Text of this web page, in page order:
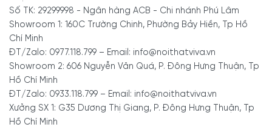
Số TK: 29299998 - Ngân hàng ACB - Chi nhánh Phú Lâm
Showroom 1: 160C Trường Chinh, Phường Bảy Hiền, Tp Hồ
Chí Minh
ĐT/Zalo: 0977.118.799 – Email: info@noithatviva.vn
Showroom 2: 606 Nguyễn Văn Quá, P. Đông Hưng Thuận, Tp
Hồ Chí Minh
ĐT/Zalo: 0933.118.799 – Email: info@noithatviva.vn
Xưởng SX 1: G35 Dương Thị Giang, P. Đông Hưng Thuận, Tp
Hồ Chí Minh